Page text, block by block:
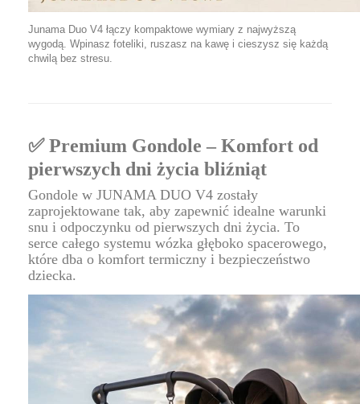
Junama Duo V4 łączy kompaktowe wymiary z najwyższą
wygodą. Wpinasz foteliki, ruszasz na kawę i cieszysz się każdą
chwilą bez stresu.
✅ Premium Gondole – Komfort od
pierwszych dni życia bliźniąt
Gondole w JUNAMA DUO V4 zostały
zaprojektowane tak, aby zapewnić idealne warunki
snu i odpoczynku od pierwszych dni życia. To
serce całego systemu wózka głęboko spacerowego,
które dba o komfort termiczny i bezpieczeństwo
dziecka.